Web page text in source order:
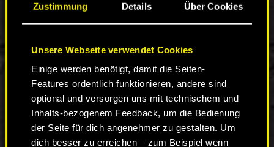
Zustimmung Details Über Cookies
Unsere Webseite verwendet Cookies
Einige werden benötigt, damit die Seiten-
Features ordentlich funktionieren, andere sind
optional und versorgen uns mit technischem und
Inhalts-bezogenem Feedback, um die Bedienung
der Seite für dich angenehmer zu gestalten. Um
dich besser zu erreichen – zum Beispiel wenn
zusammengebracht, um diesen ikonischen Track
Stimme, eigenem Stil, eigener Rebellion.
Also Lautsprecher an, dreh auf und tauch ein in
die neueste Folge von Es geht um EUCH.
Denn Legenden verblassen nicht.